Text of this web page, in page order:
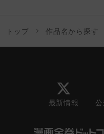
トップ 作品名から探す
最新情報 公